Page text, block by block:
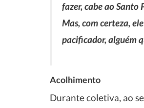
fazer, cabe ao Santo
Mas, com certeza,
pacificador, alguém
Acolhimento
Durante coletiva, ao